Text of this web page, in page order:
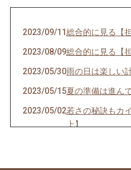
2023/09/11総合的に見る【
2023/08/09総合的に見る【
2023/05/30雨の日は楽しい
2023/05/15夏の準備は進ん
2023/05/02若さの秘訣もカ
上】